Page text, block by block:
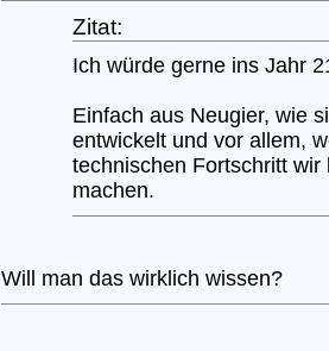
Zitat:
Ich würde gerne ins Jahr
Einfach aus Neugier, wie
entwickelt und vor allem,
technischen Fortschritt wir
machen.
Will man das wirklich wissen?